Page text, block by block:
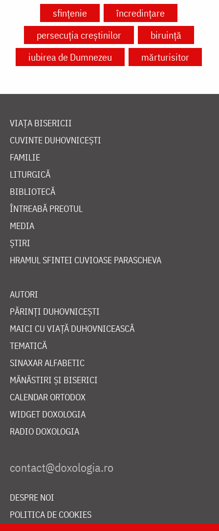
sfințenie
încredințare
persecuția creștinilor
biruință
iubirea de Dumnezeu
mărturisitor
VIAȚA BISERICII
CUVINTE DUHOVNICEȘTI
FAMILIE
LITURGICĂ
BIBLIOTECĂ
ÎNTREABĂ PREOTUL
MEDIA
ȘTIRI
HRAMUL SFINTEI CUVIOASE PARASCHEVA
AUTORI
PĂRINȚI DUHOVNICEȘTI
MAICI CU VIAȚĂ DUHOVNICEASCĂ
TEMATICĂ
SINAXAR ALFABETIC
MĂNĂSTIRI ȘI BISERICI
CALENDAR ORTODOX
WIDGET DOXOLOGIA
RADIO DOXOLOGIA
DESPRE NOI
POLITICA DE COOKIES